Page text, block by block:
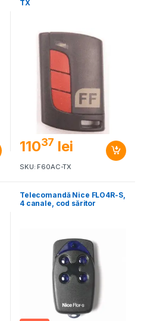
TX
11037 lei
SKU: F60AC-TX
Telecomandă Nice FLO4R-S,
4 canale, cod săritor